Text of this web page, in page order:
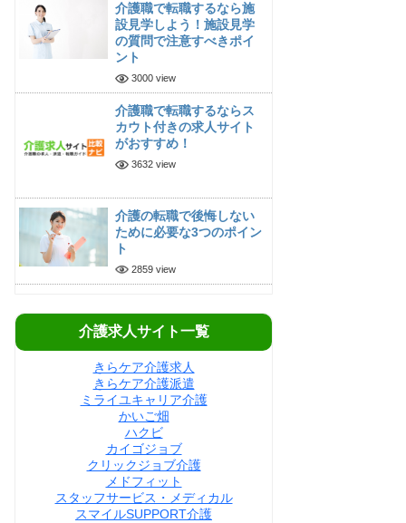
介護職で転職するなら施
設見学しよう！施設見学
の質問で注意すべきポイ
ント
3000 view
介護職で転職するならス
カウト付きの求人サイト
がおすすめ！
3632 view
介護の転職で後悔しない
ために必要な3つのポイン
ト
2859 view
介護求人サイト一覧
きらケア介護求人
きらケア介護派遣
ミライユキャリア介護
かいご畑
ハクビ
カイゴジョブ
クリックジョブ介護
メドフィット
スタッフサービス・メディカル
スマイルSUPPORT介護